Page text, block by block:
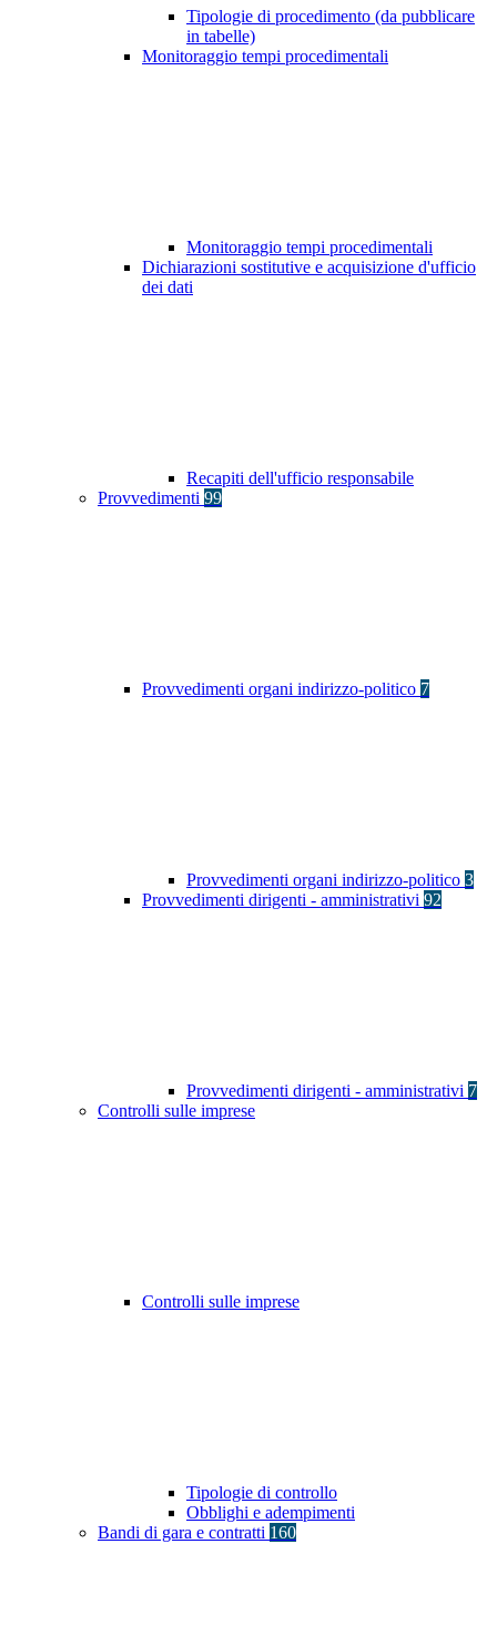
Tipologie di procedimento (da pubblicare
in tabelle)
Monitoraggio tempi procedimentali
Monitoraggio tempi procedimentali
Dichiarazioni sostitutive e acquisizione d'ufficio
dei dati
Recapiti dell'ufficio responsabile
Provvedimenti 99
Provvedimenti organi indirizzo-politico 7
Provvedimenti organi indirizzo-politico 3
Provvedimenti dirigenti - amministrativi 92
Provvedimenti dirigenti - amministrativi 7
Controlli sulle imprese
Controlli sulle imprese
Tipologie di controllo
Obblighi e adempimenti
Bandi di gara e contratti 160